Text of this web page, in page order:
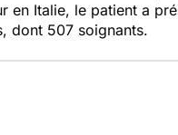
en Italie, le patient a
dont 507 soignants.